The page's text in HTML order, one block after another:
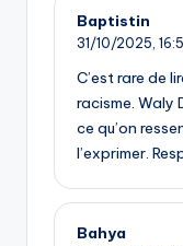
Baptistin
31/10/2025,
C’est rare de
racisme. Waly
ce qu’on
l’exprimer.
Bahya